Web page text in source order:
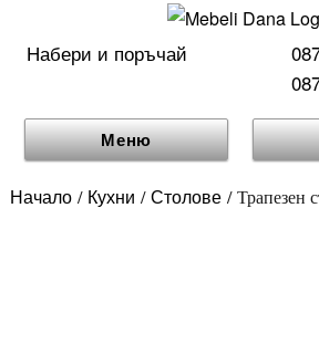
Набери и поръчай
Меню
Начало/ Кухни /Столове/ Трапезен